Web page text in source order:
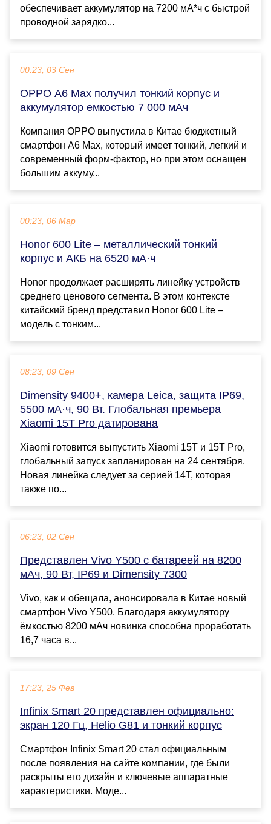
обеспечивает аккумулятор на 7200 мА*ч с быстрой
проводной зарядко...
00:23, 03 Сен
OPPO A6 Max получил тонкий корпус и
аккумулятор емкостью 7 000 мАч
Компания OPPO выпустила в Китае бюджетный
смартфон A6 Max, который имеет тонкий, легкий и
современный форм-фактор, но при этом оснащен
большим аккуму...
00:23, 06 Мар
Honor 600 Lite – металлический тонкий
корпус и АКБ на 6520 мА·ч
Honor продолжает расширять линейку устройств
среднего ценового сегмента. В этом контексте
китайский бренд представил Honor 600 Lite –
модель с тонким...
08:23, 09 Сен
Dimensity 9400+, камера Leica, защита IP69,
5500 мА·ч, 90 Вт. Глобальная премьера
Xiaomi 15T Pro датирована
Xiaomi готовится выпустить Xiaomi 15T и 15T Pro,
глобальный запуск запланирован на 24 сентября.
Новая линейка следует за серией 14T, которая
также по...
06:23, 02 Сен
Представлен Vivo Y500 с батареей на 8200
мАч, 90 Вт, IP69 и Dimensity 7300
Vivo, как и обещала, анонсировала в Китае новый
смартфон Vivo Y500. Благодаря аккумулятору
ёмкостью 8200 мАч новинка способна проработать
16,7 часа в...
17:23, 25 Фев
Infinix Smart 20 представлен официально:
экран 120 Гц, Helio G81 и тонкий корпус
Смартфон Infinix Smart 20 стал официальным
после появления на сайте компании, где были
раскрыты его дизайн и ключевые аппаратные
характеристики. Моде...